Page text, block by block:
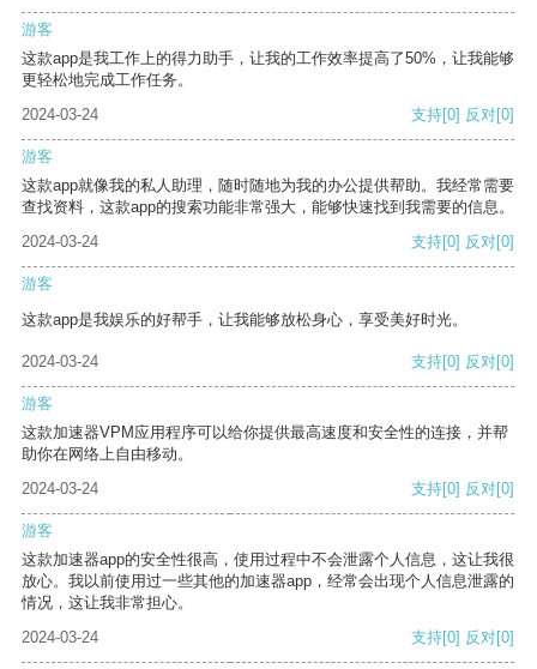
游客
这款app是我工作上的得力助手，让我的工作效率提高了50%，让我能够
更轻松地完成工作任务。
2024-03-24
支持[0] 反对[0]
游客
这款app就像我的私人助理，随时随地为我的办公提供帮助。我经常需要
查找资料，这款app的搜索功能非常强大，能够快速找到我需要的信息。
2024-03-24
支持[0] 反对[0]
游客
这款app是我娱乐的好帮手，让我能够放松身心，享受美好时光。
2024-03-24 支持[0] 反对[0]
游客
这款加速器VPM应用程序可以给你提供最高速度和安全性的连接，并帮
助你在网络上自由移动。
2024-03-24
支持[0] 反对[0]
游客
这款加速器app的安全性很高，使用过程中不会泄露个人信息，这让我很
放心。我以前使用过一些其他的加速器app，经常会出现个人信息泄露的
情况，这让我非常担心。
2024-03-24
支持[0] 反对[0]